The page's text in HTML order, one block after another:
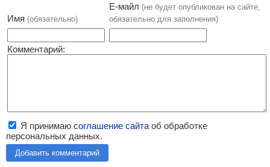
Имя (обязательно)
Е-майл (не будет опубликован на сайте,
обязательно для заполнения)
Комментарий:
Я принимаю соглашение сайтаоб обработке
персональных данных.
Добавить комментарий